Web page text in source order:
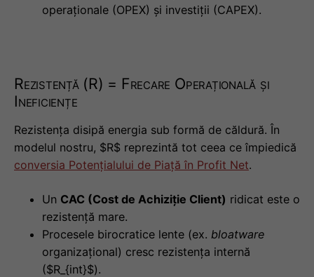
operaționale (OPEX) și investiții (CAPEX).
Rezistență (R) = Frecare Operațională și
Ineficiențe
Rezistența disipă energia sub formă de căldură. În
modelul nostru, $R$ reprezintă tot ceea ce împiedică
conversia Potențialului de Piață în Profit Net.
Un CAC (Cost de Achiziție Client) ridicat este o
rezistență mare.
Procesele birocratice lente (ex. bloatware
organizațional) cresc rezistența internă
($R_{int}$).